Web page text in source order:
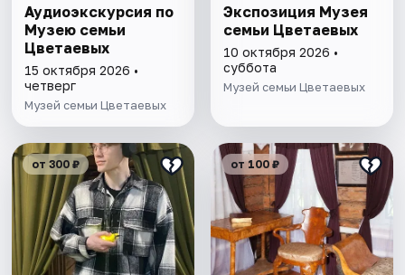
Аудиоэкскурсия по
Музею семьи
Цветаевых
15 октября 2026 •
четверг
Музей семьи Цветаевых
Экспозиция Музея
семьи Цветаевых
10 октября 2026 •
суббота
Музей семьи Цветаевых
от 300 ₽ от 100 ₽